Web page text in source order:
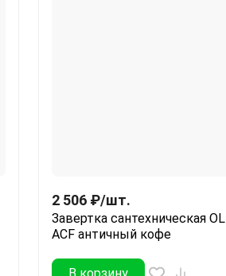
2 506 ₽/шт.
Завертка сантехническая OL
ACF античный кофе
В корзину